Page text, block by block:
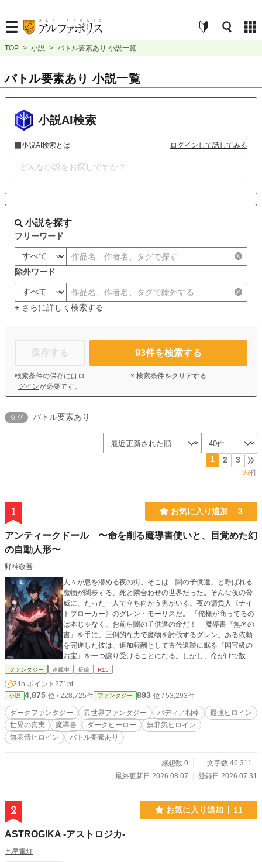
TOP > 小説 > バトル要素あり 小説一覧
バトル要素あり 小説一覧
小説AI検索
小説AI検索とは ログインして話してみる
小説を探す
フリーワード
除外ワード
+ さらに詳しく検索する
保存する
検索条件の保存には ロ
グインが必要です。
93件を検索する
× 検索条件をクリアする
タグ バトル要素あり
1 2 3
93件
1 お気に入り追加 3
アンティークドール 〜命を削る魔導書使いと、目覚めた幻
の自動人形〜
野神敬吾
人々が息を潜める夜の街。そこは「闇の子供達」と呼ばれる
魔物が闊歩する、死と隣合わせの世界だった。そんな夜の脅
威に、たった一人で立ち向かう男がいる。夜の請負人《ナイ
トブローカー》のグレン・モーリスだ。 「俺様が商ってるの
は本じゃなく、お前ら闇の子供達の命だ！」 魔導書『無名の
書』を手に、圧倒的な力で魔物を討伐するグレン。ある依頼
を完遂した彼は、追加報酬として古代遺跡に眠る『国宝級の
お宝』を一つ譲り受けることになる。しかし、命がけで数々
の罠を突破し、遺跡の最奥で彼が見つけたのは、財宝ではな
眠っていたのは――豪奢なドレスを纏った、記憶のない一人
の美しい少女だった。金に汚い腕利き仕事人と、自らの名前
さえおぼろげな謎の少女。この出会いは、世界の闇を揺るが
す壮大な運命の序章に過ぎなかった。少女の正体は？そして
彼女を待ち受ける過酷な真実とは？
ファンタジー 連載中 長編 R15
24h.ポイント 271pt
小説 4,875 位 / 228,725件 ファンタジー 893 位 / 53,293件
ダークファンタジー 異世界ファンタジー バディ／相棒
最強ヒロイン
世界の真実
魔導書 ダークヒーロー
無邪気ヒロイン
無表情ヒロイン
バトル要素あり
感想数 0
文字数 46,311
最終更新日 2026.08.07
登録日 2026.07.31
2 お気に入り追加 11
ASTROGIKA -アストロジカ-
七星電灯